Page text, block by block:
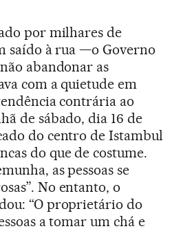
por milhares de
saído à rua —o Governo
abandonar as
com a quietude em
contrária ao
de sábado, dia 16 de
do centro de Istambul
do que de costume.
as pessoas se
No entanto, o
“O proprietário do
a tomar um chá e